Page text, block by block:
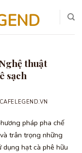
thuật
sạch
CAFELEGEND.VN
pháp pha chế
trân trọng những
dụng hạt cà phê hữu